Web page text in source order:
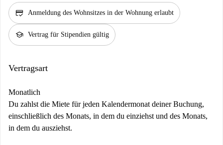
credit_score Anmeldung des Wohnsitzes in der Wohnung erlaubt
school Vertrag für Stipendien gültig
Vertragsart
Monatlich
Du zahlst die Miete für jeden Kalendermonat deiner Buchung,
einschließlich des Monats, in dem du einziehst und des Monats,
in dem du ausziehst.